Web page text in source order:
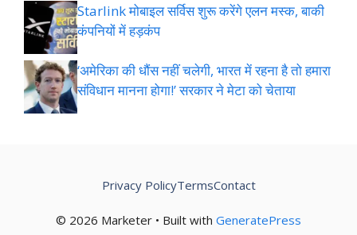
Starlink मोबाइल सर्विस शुरू करेंगे एलन मस्क, बाकी
कंपनियों में हड़कंप
‘अमेरिका की धौंस नहीं चलेगी, भारत में रहना है तो हमारा
संविधान मानना होगा!’ सरकार ने मेटा को चेताया
© 2026 Marketer • Built with GeneratePress
Privacy PolicyTermsContact